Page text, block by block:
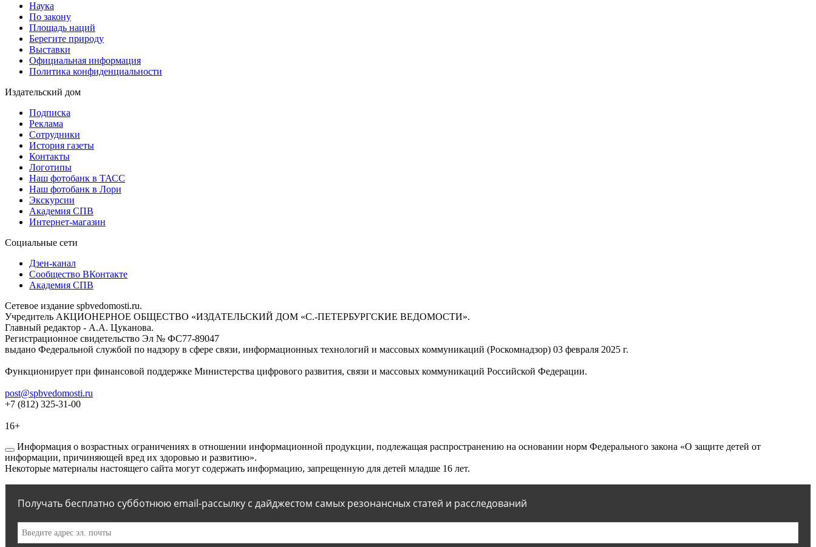
Наука
По закону
Площадь наций
Берегите природу
Выставки
Официальная информация
Политика конфиденциальности
Издательский дом
Подписка
Реклама
Сотрудники
История газеты
Контакты
Логотипы
Наш фотобанк в ТАСС
Наш фотобанк в Лори
Экскурсии
Академия СПВ
Интернет-магазин
Социальные сети
Дзен-канал
Сообщество ВКонтакте
Академия СПВ
Сетевое издание spbvedomosti.ru.
Учредитель АКЦИОНЕРНОЕ ОБЩЕСТВО «ИЗДАТЕЛЬСКИЙ ДОМ «С.-ПЕТЕРБУРГСКИЕ ВЕДОМОСТИ».
Главный редактор - А.А. Цуканова.
Регистрационное свидетельство Эл № ФС77-89047
выдано Федеральной службой по надзору в сфере связи, информационных технологий и массовых коммуникаций (Роскомнадзор) 03 февраля 2025 г.
Функционирует при финансовой поддержке Министерства цифрового развития, связи и массовых коммуникаций Российской Федерации.
post@spbvedomosti.ru
+7 (812) 325-31-00
16+
Информация о возрастных ограничениях в отношении информационной продукции, подлежащая распространению на основании норм Федерального закона «О защите детей от
информации, причиняющей вред их здоровью и развитию».
Некоторые материалы настоящего сайта могут содержать информацию, запрещенную для детей младше 16 лет.
Получать бесплатно субботнюю email-рассылку с дайджестом самых резонансных статей и расследований